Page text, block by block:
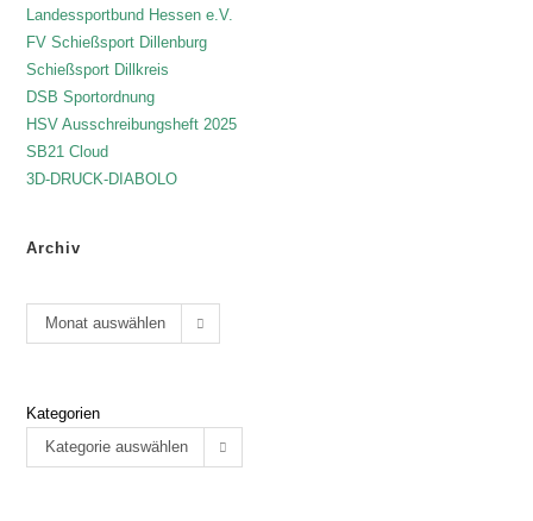
Landessportbund Hessen e.V.
FV Schießsport Dillenburg
Schießsport Dillkreis
DSB Sportordnung
HSV Ausschreibungsheft 2025
SB21 Cloud
3D-DRUCK-DIABOLO
Archiv
Monat auswählen
Kategorien
Kategorie auswählen